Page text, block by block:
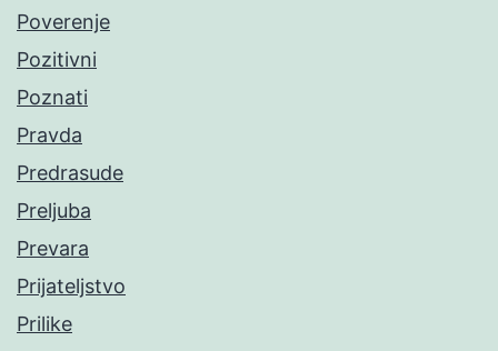
Poverenje
Pozitivni
Poznati
Pravda
Predrasude
Preljuba
Prevara
Prijateljstvo
Prilike